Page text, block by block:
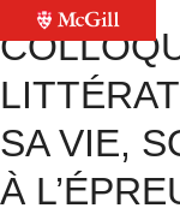
SA VIE,
À